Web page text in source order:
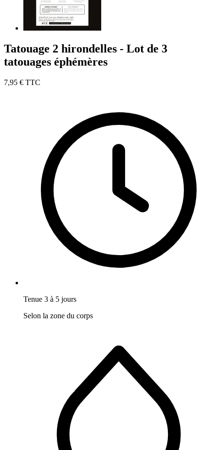
Tatouage 2 hirondelles - Lot de 3
tatouages éphémères
7,95 € TTC
Tenue 3 à 5 jours
Selon la zone du corps